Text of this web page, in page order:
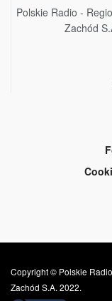
Polskie Radio -
Zachód
Copyright © Polskie
Zachód S.A. 2022.